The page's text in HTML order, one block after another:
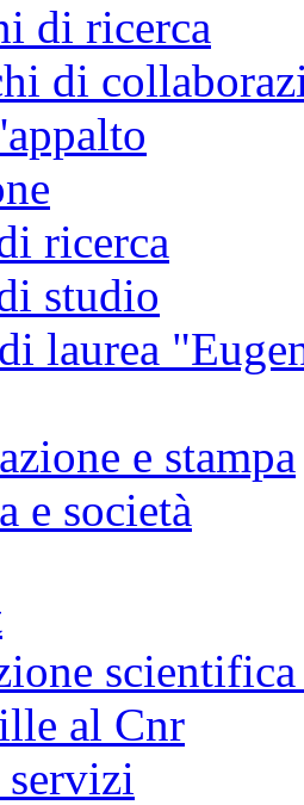
di ricerca
di
ricerca
studio
laurea
e stampa
e società
al Cnr
servizi